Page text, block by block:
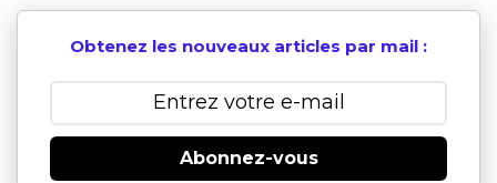
Obtenez les nouveaux articles par mail :
Abonnez-vous